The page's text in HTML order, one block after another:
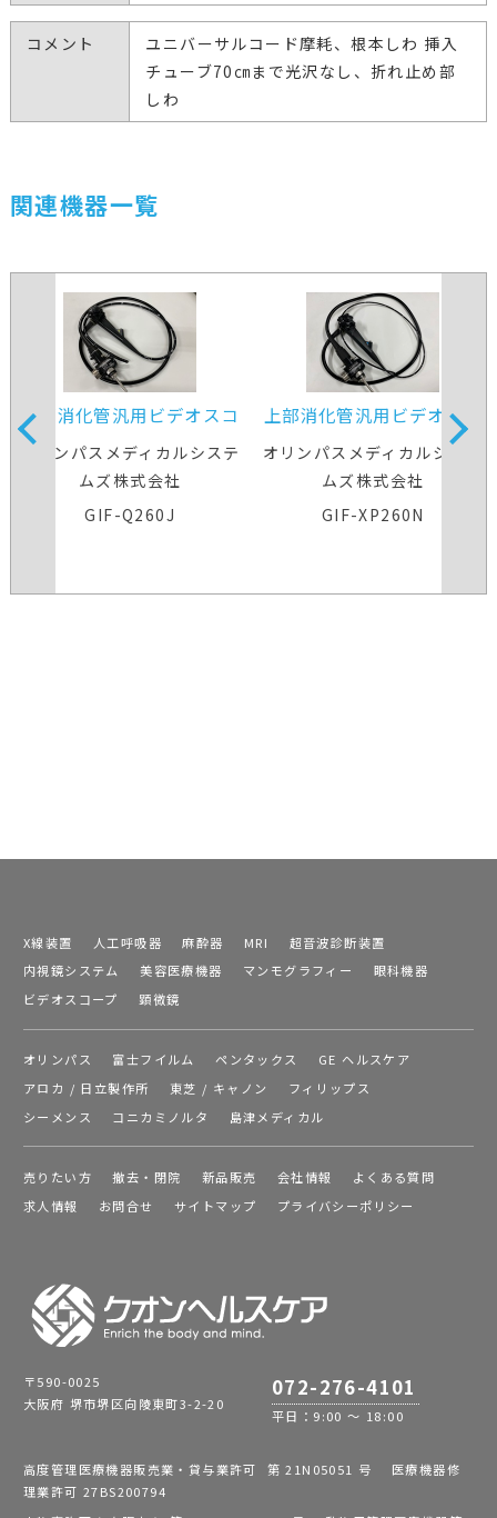
コメント
ユニバーサルコード摩耗、根本しわ 挿入
チューブ70㎝まで光沢なし、折れ止め部
しわ
関連機器一覧
上部消化管汎用ビデオスコ
ープ
オリンパスメディカルシステ
ムズ株式会社
GIF-Q260J
上部消化管汎用ビデオスコ
ープ(径鼻対応)
オリンパスメディカルシステ
ムズ株式会社
GIF-XP260N
X線装置 人工呼吸器 麻酔器 MRI
超音波診断装置
内視鏡システム
美容医療機器 マンモグラフィー
眼科機器
ビデオスコープ
顕微鏡
オリンパス 富士フイルム ペンタックス
GE ヘルスケア
アロカ / 日立製作所
東芝 / キャノン
フィリップス
シーメンス
コニカミノルタ 島津メディカル
売りたい方 撤去・閉院 新品販売 会社情報
よくある質問
求人情報
お問合せ サイトマップ プライバシーポリシー
〒590-0025
大阪府 堺市堺区向陵東町3-2-20
072-276-4101
平日：9:00 ～ 18:00
高度管理医療機器販売業・貸与業許可 第 21N05051 号 医療機器修
理業許可 27BS200794